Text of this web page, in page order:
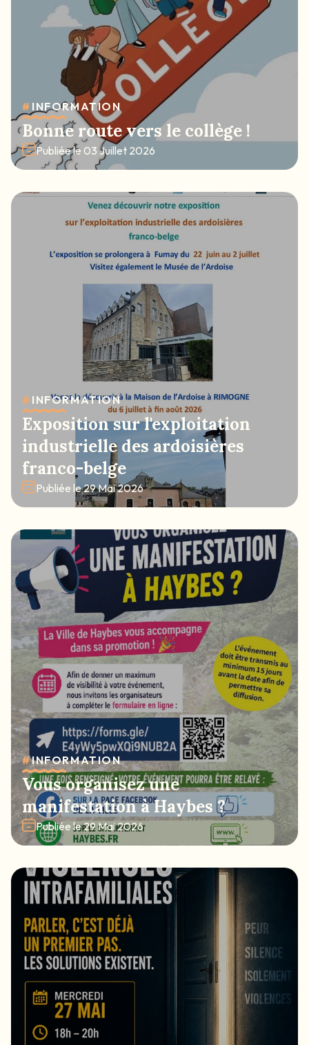
# INFORMATION
Bonne route vers le collège !
Publiée le 03 Juillet 2026
# INFORMATION
Exposition sur l'exploitation
industrielle des ardoisières
franco-belge
Publiée le29 Mai 2026
#INFORMATION
Vous organisez une
manifestation à Haybes ?
Publiée le29 Mai 2026